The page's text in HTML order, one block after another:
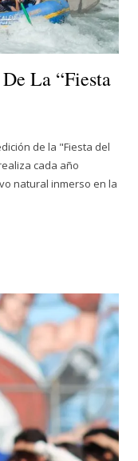
La “Fiesta
de la "Fiesta del
cada año
natural inmerso en la